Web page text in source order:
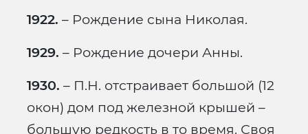
1922. – Рождение сына Николая.
1929. – Рождение дочери Анны.
1930. – П.Н. отстраивает большой (12
окон) дом под железной крышей –
большую редкость в то время. Своя